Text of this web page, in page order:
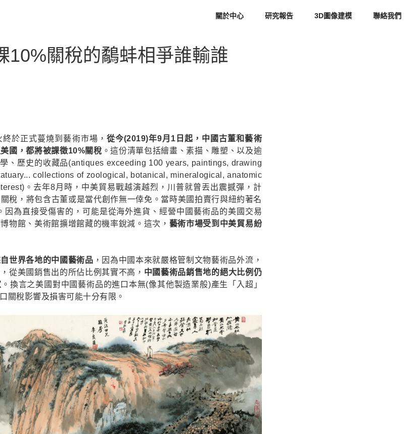
關於中心 研究報告 3D圖像建模 聯絡我們
10%關稅的鷸蚌相爭誰輸誰
於正式蔓燒到藝術市場， 從今(2019)年9月1日起，中國古董和藝術
國，都將被課徵10%關稅 。這份清單包括繪畫、素描、雕塑、以及逾
、歷史的收藏品(antiques exceeding 100 years, paintings, drawing
collections of zoological, botanical, mineralogical, anatomic
。去年8月時，中美貿易戰越演越烈，川普就曾丟出震撼彈，計
稅，將包含古董或是當代創作無一倖免。當時美國拍賣行與紐約著名
為直接受傷害的，可能是從海外進貨、經營中國藝術品的美國交易
物館、美術館擴增館藏的機率銳減。這次， 藝術市場受到中美貿易紛
世界各地的中國藝術品 ，因為中國本來就嚴格管制文物藝術品外流，
從美國銷售出的所佔比例其實不高， 中國藝術品銷售地的絕大比例仍
。換言之美國對中國藝術品的進口本無(像其他製造業般)產生「入超」
關稅影響及損害可能十分有限。